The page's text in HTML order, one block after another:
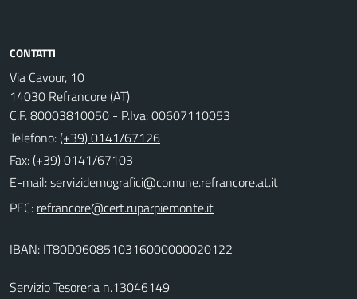
CONTATTI
Via Cavour, 10
14030 Refrancore (AT)
C.F. 80003810050 - P.Iva: 00607110053
Telefono:(+39) 0141/67126
Fax: (+39) 0141/67103
E-mail:
PEC:
IBAN: IT80D0608510316000000020122
Servizio Tesoreria n.13046149